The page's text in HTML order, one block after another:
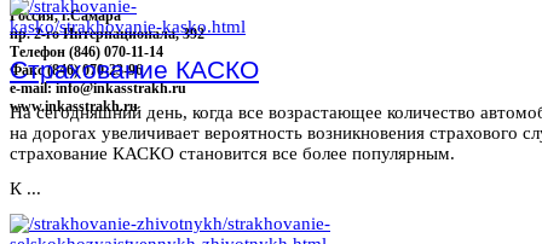
Россия, г.Самара
пр. 2-го Интернационала, 392
Телефон (846) 070-11-14
Факс (846) 070-23-96
e-mail: info@inkasstrakh.ru
www.inkasstrakh.ru
Страхование КАСКО
На сегодняшний день, когда все возрастающее количество
на дорогах увеличивает вероятность возникновения страхового
страхование КАСКО становится все более популярным.
К ...